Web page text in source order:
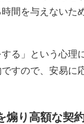
間を与えないた
する」という心理
すので、安易に
煽り高額な契